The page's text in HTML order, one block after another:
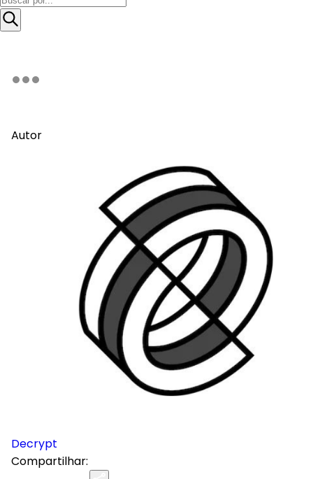
Autor
Decrypt
Compartilhar: